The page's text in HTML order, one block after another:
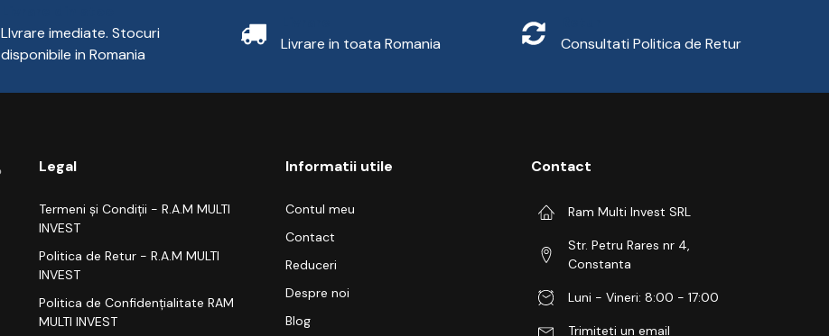
LIvrare imediate. Stocuri
disponibile in Romania
Livrare in toata Romania
Consultati Politica de Retur
Legal
Termeni și Condiții - R.A.M MULTI
INVEST
Politica de Retur - R.A.M MULTI
INVEST
Politica de Confidențialitate RAM
MULTI INVEST
Informatii utile
Contul meu
Contact
Reduceri
Despre noi
Blog
Contact
Ram Multi Invest SRL
Str. Petru Rares nr 4,
Constanta
Luni - Vineri: 8:00 - 17:00
Trimiteti un email